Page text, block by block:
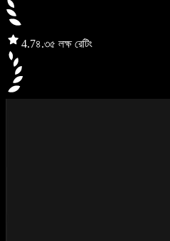
4.7৪.৩৫ লক্ষ রেটিং